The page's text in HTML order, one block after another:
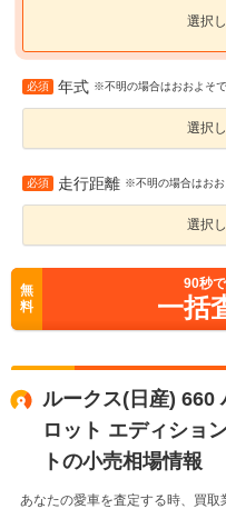
選択
必須 年式 ※不明の場合はおおよそ
選択
必須 走行距離 ※不明の場合はお
選択
無
料
90秒
一括
ルークス(日産) 660
ロット エディショ
トの小売相場情報
あなたの愛車を査定する時、買取